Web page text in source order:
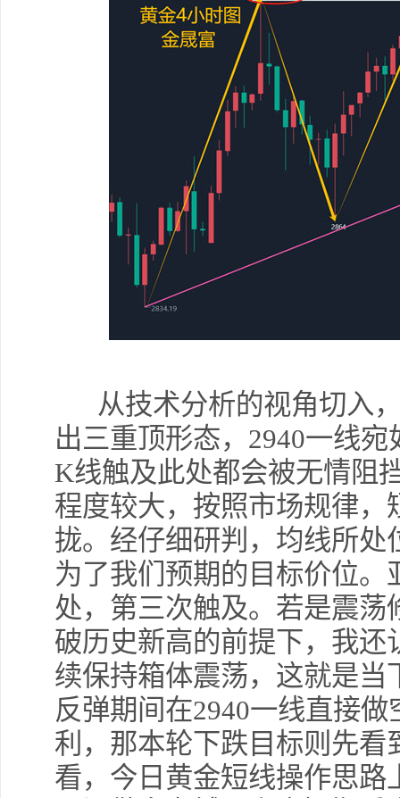
从技术分析的视角切入
出三重顶形态，2940一线
K线触及此处都会被无情阻
程度较大，按照市场规律
拢。经仔细研判，均线所处
为了我们预期的目标价位。
处，第三次触及。若是震荡
破历史新高的前提下，我
续保持箱体震荡，这就是
反弹期间在2940一线直接
利，那本轮下跌目标则先看
看，今日黄金短线操作思